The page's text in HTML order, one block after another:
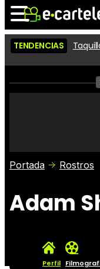
Noticias
Críticas
TENDENCIAS
Portada Rostros
Adam
Perfil